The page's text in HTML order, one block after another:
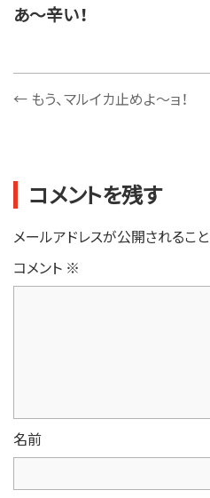
あ～辛い！
← もう、マルイカ止めよ～ョ！
コメントを残す
メールアドレスが公開されるこ
コメント ※
名前